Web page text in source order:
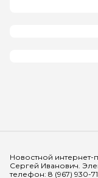
Новостной интернет-
Сергей Иванович.
телефон: 8 (967) 930-